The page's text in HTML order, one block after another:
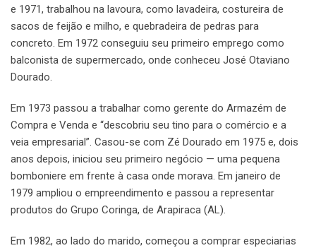
e 1971, trabalhou na lavoura, como lavadeira, costureira de
sacos de feijão e milho, e quebradeira de pedras para
concreto. Em 1972 conseguiu seu primeiro emprego como
balconista de supermercado, onde conheceu José Otaviano
Dourado.
Em 1973 passou a trabalhar como gerente do Armazém de
Compra e Venda e “descobriu seu tino para o comércio e a
veia empresarial”. Casou-se com Zé Dourado em 1975 e, dois
anos depois, iniciou seu primeiro negócio — uma pequena
bomboniere em frente à casa onde morava. Em janeiro de
1979 ampliou o empreendimento e passou a representar
produtos do Grupo Coringa, de Arapiraca (AL).
Em 1982, ao lado do marido, começou a comprar especiarias